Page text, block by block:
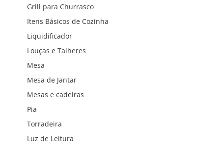
Grill para Churrasco
Itens Básicos de Cozinha
Liquidificador
Louças e Talheres
Mesa
Mesa de Jantar
Mesas e cadeiras
Pia
Torradeira
Luz de Leitura